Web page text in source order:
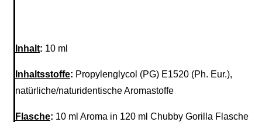
Inhalt: 10 ml
Inhaltsstoffe: Propylenglycol (PG) E1520 (Ph. Eur.),
natürliche/naturidentische Aromastoffe
Flasche: 10 ml Aroma in 120 ml Chubby Gorilla Flasche